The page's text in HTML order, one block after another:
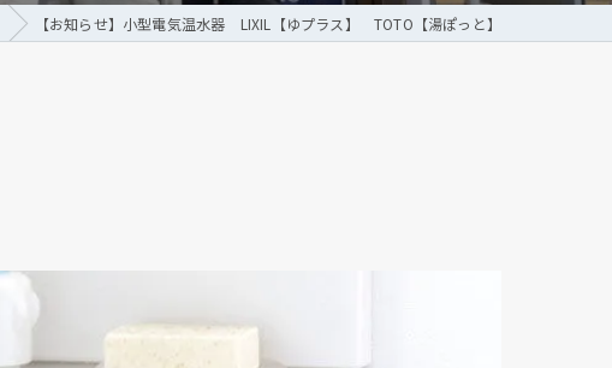
【お知らせ】小型電気温水器 LIXIL【ゆプラス】 TOTO【湯ぽっと】